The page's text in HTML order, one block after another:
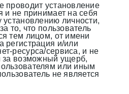
проводит установление
и не принимает на себя
установлению личности,
то, что пользователь
тем лицом, от имени
регистрация и/или
ресурса/сервиса, и не
за возможный ущерб,
или иным
не является